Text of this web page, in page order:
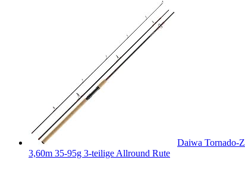
Daiwa Tornado-Z
3,60m 35-95g 3-teilige Allround Rute